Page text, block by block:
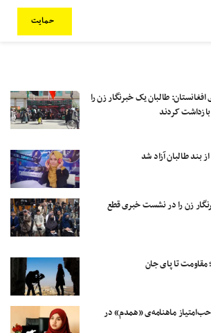
حمایت
طالبان یک خبرنگار زن را
کردند
بند طالبان آزاد شد
زن را در نشست خبری قطع
تا پای جان
ماهنامه‌ی «همدم» در